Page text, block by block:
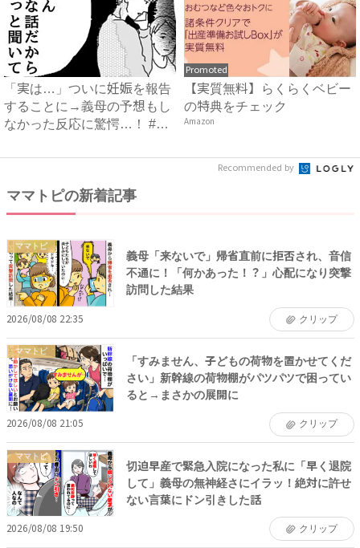
「実は…」ついに妊娠を報告
することに→義母の予想もし
なかった反応に驚愕…！ #
Promoted
【実質無料】らくらくベビー
の特典をチェック
Amazon
Recommended by
ママトピの新着記事
ママトピ
義母「来ないで」帰省直前に拒否され、音信
不通に！「何かあった！？」心配になり突撃
訪問した結果
2026/08/08 22:35 クリップ
ママトピ
「すみません、子どもの荷物を置かせてくだ
さい」新幹線の荷物棚がパツパツで困ってい
ると→まさかの展開に
2026/08/08 21:05 クリップ
ママトピ
切迫早産で緊急入院になった私に「早く退院
して」義母の無神経さにイラッ！絶対に許せ
ない言葉にドン引きした話
2026/08/08 19:50 クリップ